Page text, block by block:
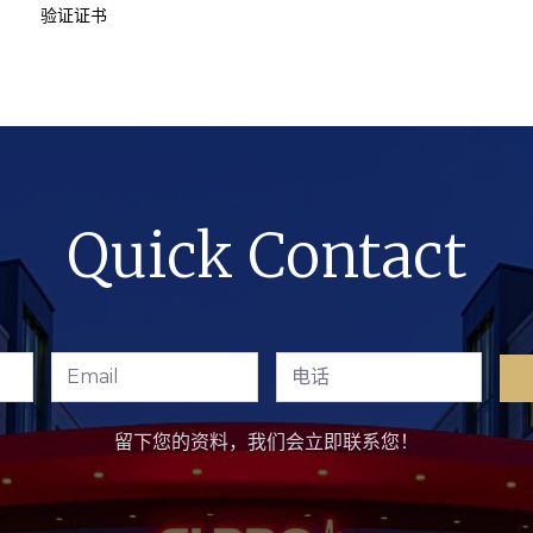
验证证书
Quick Contact
留下您的资料，我们会立即联系您！